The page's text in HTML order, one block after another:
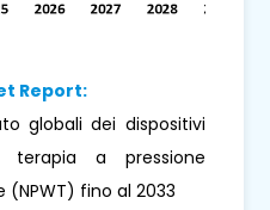
Report:
globali dei dispositivi
a pressione
fino al 2033